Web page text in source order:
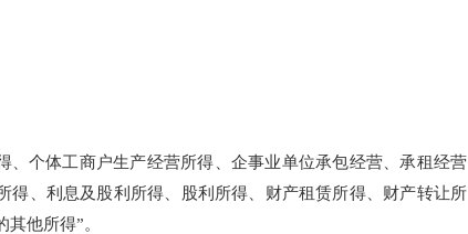
、个体工商户生产经营所得、企事业单位承包经营、承租经营
得、利息及股利所得、股利所得、财产租赁所得、财产转让所
他所得”。